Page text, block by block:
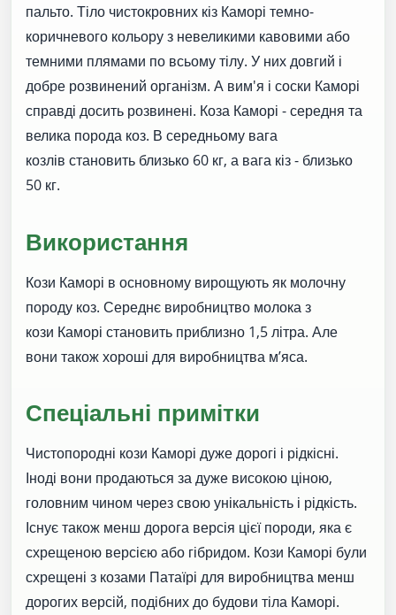
пальто. Тіло чистокровних кіз Каморі темно-
коричневого кольору з невеликими кавовими або
темними плямами по всьому тілу. У них довгий і
добре розвинений організм. А вим'я і соски Каморі
справді досить розвинені. Коза Каморі - середня та
велика порода коз. В середньому вага
козлів становить близько 60 кг, а вага кіз - близько
50 кг.
Використання
Кози Каморі в основному вирощують як молочну
породу коз. Середнє виробництво молока з
кози Каморі становить приблизно 1,5 літра. Але
вони також хороші для виробництва м’яса.
Спеціальні примітки
Чистопородні кози Каморі дуже дорогі і рідкісні.
Іноді вони продаються за дуже високою ціною,
головним чином через свою унікальність і рідкість.
Існує також менш дорога версія цієї породи, яка є
схрещеною версією або гібридом. Кози Каморі були
схрещені з козами Патаїрі для виробництва менш
дорогих версій, подібних до будови тіла Каморі.